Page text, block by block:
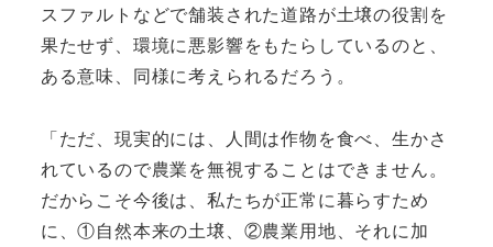
スファルトなどで舗装された道路が土壌の役割を
果たせず、環境に悪影響をもたらしているのと、
ある意味、同様に考えられるだろう。
「ただ、現実的には、人間は作物を食べ、生かさ
れているので農業を無視することはできません。
だからこそ今後は、私たちが正常に暮らすため
に、①自然本来の土壌、②農業用地、それに加